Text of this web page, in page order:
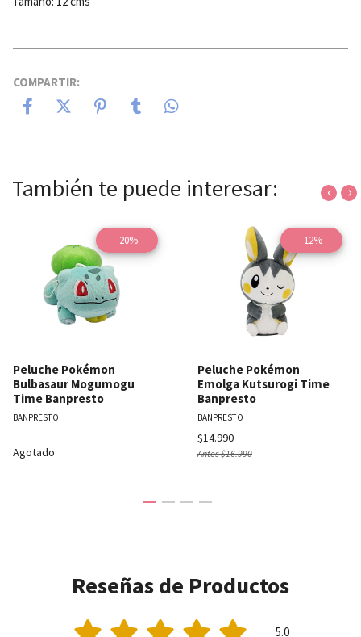
COMPARTIR:
También te puede interesar:
-20%
Peluche Pokémon
Bulbasaur Mogumogu
Time Banpresto
BANPRESTO
Agotado
-12%
Peluche Pokémon
Emolga Kutsurogi Time
Banpresto
BANPRESTO
$14.990
Antes$16.990
‹ ›
Reseñas de Productos
5.0